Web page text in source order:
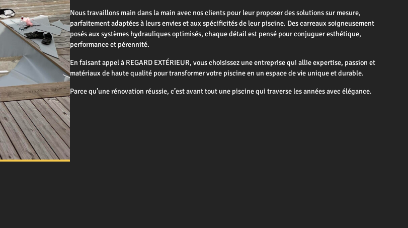
Nous travaillons main dans la main avec nos clients pour leur proposer des solutions sur mesure,
parfaitement adaptées à leurs envies et aux spécificités de leur piscine. Des carreaux soigneusement
posés aux systèmes hydrauliques optimisés, chaque détail est pensé pour conjuguer esthétique,
performance et pérennité.
En faisant appel à REGARD EXTÉRIEUR, vous choisissez une entreprise qui allie expertise, passion et
matériaux de haute qualité pour transformer votre piscine en un espace de vie unique et durable.
Parce qu’une rénovation réussie, c’est avant tout une piscine qui traverse les années avec élégance.